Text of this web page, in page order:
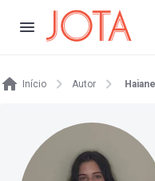
Início Autor